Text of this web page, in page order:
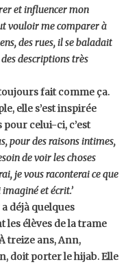
et influencer mon
vouloir me comparer à
des rues, il se baladait
descriptions très
fait comme ça.
elle s’est inspirée
pour celui-ci, c’est
pour des raisons intimes,
de voir les choses
je vous raconterai ce que
imaginé et écrit.’
déjà quelques
les élèves de la trame
treize ans, Ann,
doit porter le hijab. Elle